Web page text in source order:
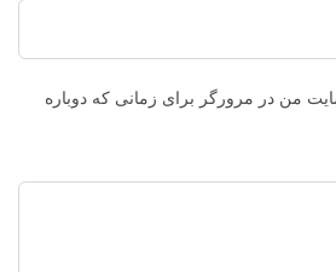
من در مرورگر برای زمانی که دوباره